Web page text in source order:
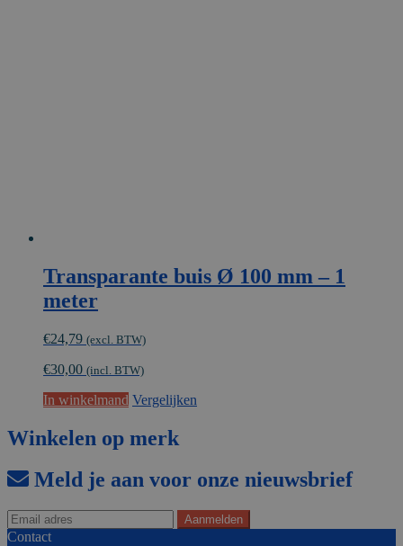
Transparante buis Ø 100 mm – 1
meter
€24,79 (excl. BTW)
€30,00 (incl. BTW)
In winkelmand Vergelijken
Winkelen op merk
Meld je aan voor onze nieuwsbrief
Contact